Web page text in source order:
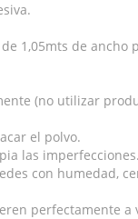
1,05mts de ancho
(no utilizar
el polvo.
las imperfecciones.
con humedad,
perfectamente a